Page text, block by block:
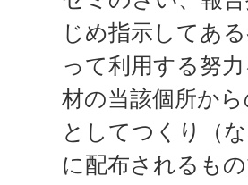
じめ指示してあ
って利用する努
材の当該個所か
としてつくり（
に配布されるも